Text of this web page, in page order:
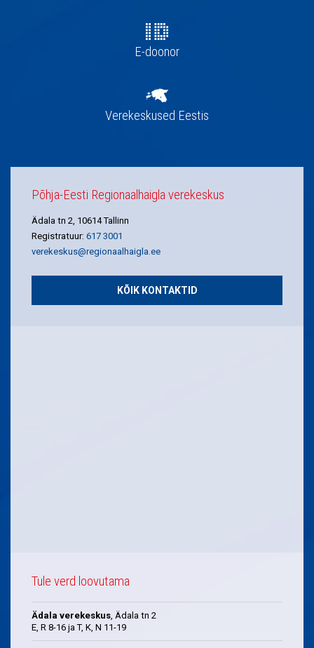
E-doonor
Verekeskused Eestis
Põhja-Eesti Regionaalhaigla verekeskus
Ädala tn 2, 10614 Tallinn
Registratuur: 617 3001
verekeskus@regionaalhaigla.ee
KÕIK KONTAKTID
Tule verd loovutama
Ädala verekeskus, Ädala tn 2
E, R 8-16 ja T, K, N 11-19